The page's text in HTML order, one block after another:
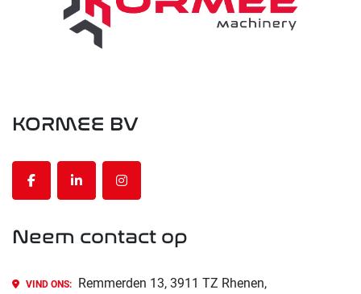
KORMEE BV
facebooklinkedininstagram
Neem contact op
VIND ONS:
Remmerden 13, 3911 TZ Rhenen,